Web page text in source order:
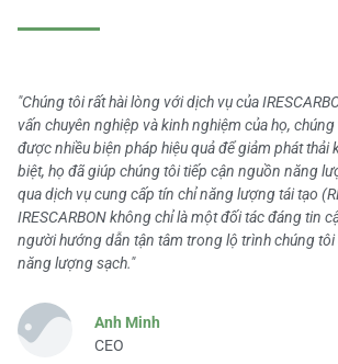
"Chúng tôi rất hài lòng với dịch vụ của
vấn chuyên nghiệp và kinh nghiệm của họ,
được nhiều biện pháp hiệu quả để giảm phát thải
biệt, họ đã giúp chúng tôi tiếp cận nguồn năng
qua dịch vụ cung cấp tín chỉ năng lượng tái tạo
IRESCARBON không chỉ là một đối tác đáng tin
người hướng dẫn tận tâm trong lộ trình chúng tôi
năng lượng sạch."
Anh Minh
CEO